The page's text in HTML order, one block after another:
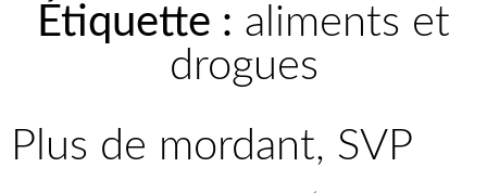
Étiquette : aliments et
drogues
Plus de mordant, SVP